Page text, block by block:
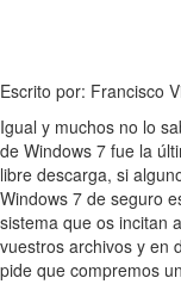
Escrito por: Francisco
Igual y muchos no lo
de Windows 7 fue la
libre descarga, si
Windows 7 de seguro
sistema que os incitan
vuestros archivos y en
pide que compremos